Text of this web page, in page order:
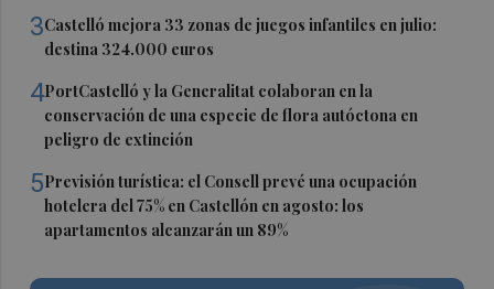
3Castelló mejora 33 zonas de juegos infantiles en julio:
destina 324.000 euros
4PortCastelló y la Generalitat colaboran en la
conservación de una especie de flora autóctona en
peligro de extinción
5Previsión turística: el Consell prevé una ocupación
hotelera del 75% en Castellón en agosto: los
apartamentos alcanzarán un 89%